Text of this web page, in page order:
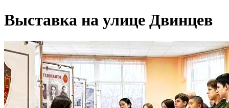
Выставка на улице Двинцев